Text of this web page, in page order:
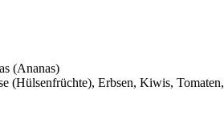
(Ananas)
(Hülsenfrüchte), Erbsen, Kiwis, Tomaten,